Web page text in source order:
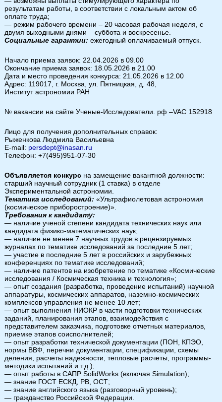
результатам работы, в соответствии с локальным актом об
оплате труда;
— режим рабочего времени – 20 часовая рабочая неделя, с
двумя выходными днями – суббота и воскресенье.
Социальные гарантии: ежегодный оплачиваемый отпуск.
Начало приема заявок: 22.04.2026 в 09.00
Окончание приема заявок: 18.05.2026 в 21.00
Дата и место проведения конкурса: 21.05.2026 в 12.00
Адрес: 119017, г. Москва, ул. Пятницкая, д. 48,
Институт астрономии РАН
№ вакансии на сайте Ученые-Исследователи. рф –VAC 152918
Лицо для получения дополнительных справок:
Рыженкова Людмила Васильевна
E-mail: persdept@inasan.ru
Телефон: +7(495)951-07-30
Объявляется конкурс на замещение вакантной должности:
старший научный сотрудник (1 ставка) в отделе
Экспериментальной астрономии.
Тематика исследований: «Ультрафиолетовая астрономия
(космическое приборостроение)».
Требования к кандидату:
— наличие ученой степени кандидата технических наук или
кандидата физико-математических наук;
— наличие не менее 7 научных трудов в рецензируемых
журналах по тематике исследований за последние 5 лет;
— участие в последние 5 лет в российских и зарубежных
конференциях по тематике исследований;
— наличие патентов на изобретение по тематике «Космические
исследования / Космическая техника и технология»;
— опыт создания (разработка, проведение испытаний) научной
аппаратуры, космических аппаратов, наземно-космических
комплексов управления не менее 10 лет;
— опыт выполнения НИОКР в части подготовки технических
заданий, планирования этапов, взаимодействия с
представителем заказчика, подготовке отчетных материалов,
приемке этапов соисполнителей;
— опыт разработки технической документации (ПОН, КПЭО,
нормы ВВФ, перечни документации, спецификации, схемы
деления, расчеты надежности, тепловые расчеты, программы-
методики испытаний и т.д.);
— опыт работы в САПР SolidWorks (включая Simulation);
— знание ГОСТ ЕСКД, РВ, ОСТ;
— знание английского языка (разговорный уровень);
— гражданство Российской Федерации.